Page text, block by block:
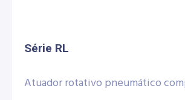
Série RL
Atuador rotativo pneumático